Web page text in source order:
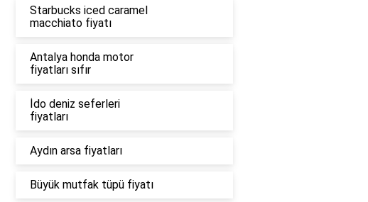
Starbucks iced caramel
macchiato fiyatı
Antalya honda motor
fiyatları sıfır
İdo deniz seferleri
fiyatları
Aydın arsa fiyatları
Büyük mutfak tüpü fiyatı